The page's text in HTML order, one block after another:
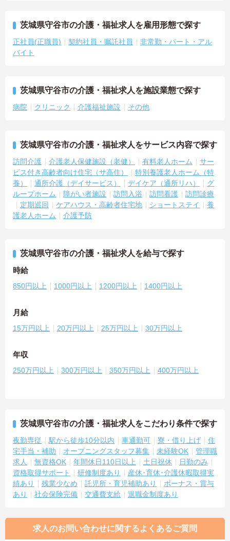
茨城県守谷市の介護・福祉求人を雇用形態で探す
正社員(正職員) 契約社員・嘱託社員
非常勤・パート・アル
バイト
茨城県守谷市の介護・福祉求人を施設業態で探す
病院 クリニック 介護福祉施設 その他
茨城県守谷市の介護・福祉求人をサービス内容で探す
訪問介護 介護老人保健施設（老健） 有料老人ホーム
サー
ビス付き高齢者向け住宅（サ高住）
特別養護老人ホーム（特
養）
通所介護（デイサービス） デイケア（通所リハ）
グ
ループホーム
障がい者施設 訪問入浴 訪問看護
訪問診療
定期巡回
ケアハウス・高齢者住宅地 ショートステイ
養
護老人ホーム
介護予防
茨城県守谷市の介護・福祉求人を給与で探す
時給
850円以上 1000円以上 1200円以上 1400円以上
月給
15万円以上 20万円以上 25万円以上 30万円以上
年収
250万円以上 300万円以上 350万円以上 400万円以上
茨城県守谷市の介護・福祉求人をこだわり条件で探す
夜勤専従 駅から徒歩10分以内 車通勤可 寮・借り上げ
住
宅手当・補助
オープニングスタッフ募集 未経験OK
管理職
求人
無資格OK 年間休日110日以上 土日祝休
日勤のみ
資格取得サポート
研修制度あり
産休･育休･介護休暇取得実
績あり
残業少なめ 託児所・育児補助あり
ボーナス・賞与
あり
社会保険完備 交通費支給 退職金制度あり
求人のお問い合わせに関するよくあるご質問